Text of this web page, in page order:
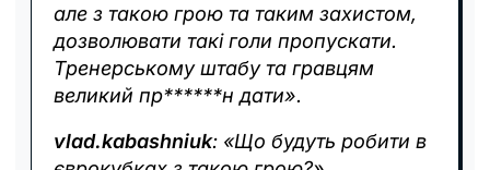
але з такою грою та таким захистом,
дозволювати такі голи пропускати.
Тренерському штабу та гравцям
великий пр******н дати».
vlad.kabashniuk: «Що будуть робити в